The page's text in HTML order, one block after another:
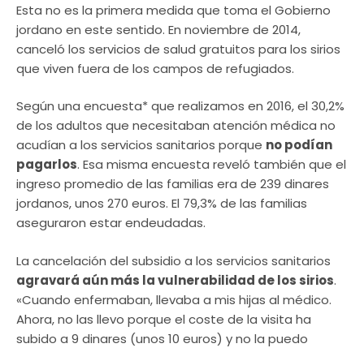
Esta no es la primera medida que toma el Gobierno
jordano en este sentido. En noviembre de 2014,
canceló los servicios de salud gratuitos para los sirios
que viven fuera de los campos de refugiados.
Según una encuesta* que realizamos en 2016, el 30,2%
de los adultos que necesitaban atención médica no
acudían a los servicios sanitarios porque no podían
pagarlos. Esa misma encuesta reveló también que el
ingreso promedio de las familias era de 239 dinares
jordanos, unos 270 euros. El 79,3% de las familias
aseguraron estar endeudadas.
La cancelación del subsidio a los servicios sanitarios
agravará aún más la vulnerabilidad de los sirios.
«Cuando enfermaban, llevaba a mis hijas al médico.
Ahora, no las llevo porque el coste de la visita ha
subido a 9 dinares (unos 10 euros) y no la puedo